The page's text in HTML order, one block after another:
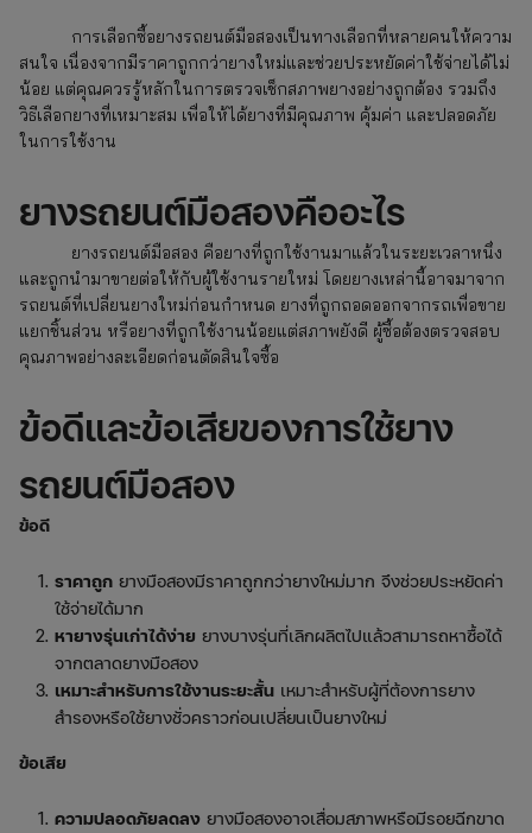
การเลือกซื้อยางรถยนต์มือสองเป็นทางเลือกที่หลายคนให้ความ
สนใจ เนื่องจากมีราคาถูกกว่ายางใหม่และช่วยประหยัดค่าใช้จ่ายได้ไม่
น้อย แต่คุณควรรู้หลักในการตรวจเช็กสภาพยางอย่างถูกต้อง รวมถึง
วิธีเลือกยางที่เหมาะสม เพื่อให้ได้ยางที่มีคุณภาพ คุ้มค่า และปลอดภัย
ในการใช้งาน
ยางรถยนต์มือสองคืออะไร
ยางรถยนต์มือสอง คือยางที่ถูกใช้งานมาแล้วในระยะเวลาหนึ่ง
และถูกนำมาขายต่อให้กับผู้ใช้งานรายใหม่ โดยยางเหล่านี้อาจมาจาก
รถยนต์ที่เปลี่ยนยางใหม่ก่อนกำหนด ยางที่ถูกถอดออกจากรถเพื่อขาย
แยกชิ้นส่วน หรือยางที่ถูกใช้งานน้อยแต่สภาพยังดี ผู้ซื้อต้องตรวจสอบ
คุณภาพอย่างละเอียดก่อนตัดสินใจซื้อ
ข้อดีและข้อเสียของการใช้ยาง
รถยนต์มือสอง
ข้อดี
ราคาถูก ยางมือสองมีราคาถูกกว่ายางใหม่มาก จึงช่วยประหยัดค่า
ใช้จ่ายได้มาก
หายางรุ่นเก่าได้ง่าย ยางบางรุ่นที่เลิกผลิตไปแล้วสามารถหาซื้อได้
จากตลาดยางมือสอง
เหมาะสำหรับการใช้งานระยะสั้น เหมาะสำหรับผู้ที่ต้องการยาง
สำรองหรือใช้ยางชั่วคราวก่อนเปลี่ยนเป็นยางใหม่
ข้อเสีย
ความปลอดภัยลดลง ยางมือสองอาจเสื่อมสภาพหรือมีรอยฉีกขาด